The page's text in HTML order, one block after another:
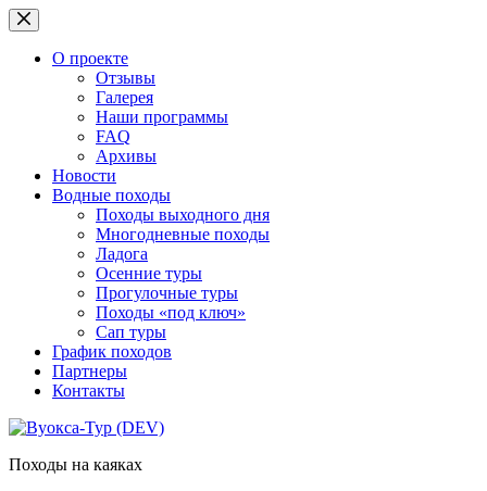
Перейти
к
сути
О проекте
Отзывы
Галерея
Наши программы
FAQ
Архивы
Новости
Водные походы
Походы выходного дня
Многодневные походы
Ладога
Осенние туры
Прогулочные туры
Походы «под ключ»
Сап туры
График походов
Партнеры
Контакты
Походы на каяках